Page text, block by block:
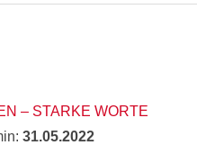
– STARKE WORTE
31.05.2022